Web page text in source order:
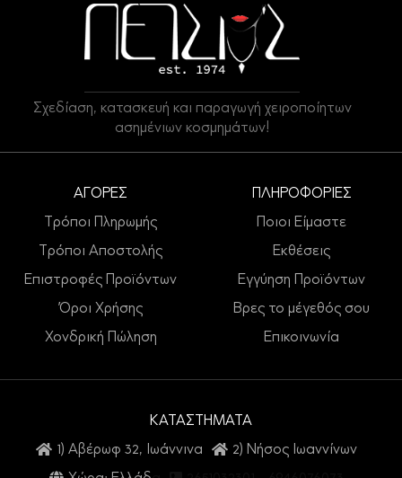
Σχεδίαση, κατασκευή και παραγωγή χειροποίητων
ασημένιων κοσμημάτων!
ΑΓΟΡΕΣ
Τρόποι Πληρωμής
Τρόποι Αποστολής
Επιστροφές Προϊόντων
Όροι Χρήσης
Χονδρική Πώληση
ΠΛΗΡΟΦΟΡΙΕΣ
Ποιοι Είμαστε
Εκθέσεις
Εγγύηση Προϊόντων
Βρες το μέγεθός σου
Επικοινωνία
ΚΑΤΑΣΤΗΜΑΤΑ
1) Αβέρωφ 32, Ιωάννινα
2) Νήσος Ιωαννίνων